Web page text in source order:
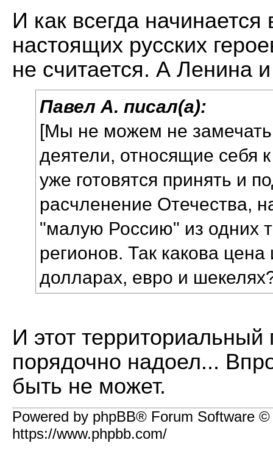
И как всегда
настоящих русских
не считается. А Ленина
Павел А. писал(а):
[Мы не можем не замечать
деятели, относящие себя
уже готовятся принять и
расчленение Отечества,
"малую Россию" из одних
регионов. Так какова цена
долларах, евро и
И этот
порядочно надоел...
быть не может.
Powered by phpBB® Forum Software
https://www.phpbb.com/